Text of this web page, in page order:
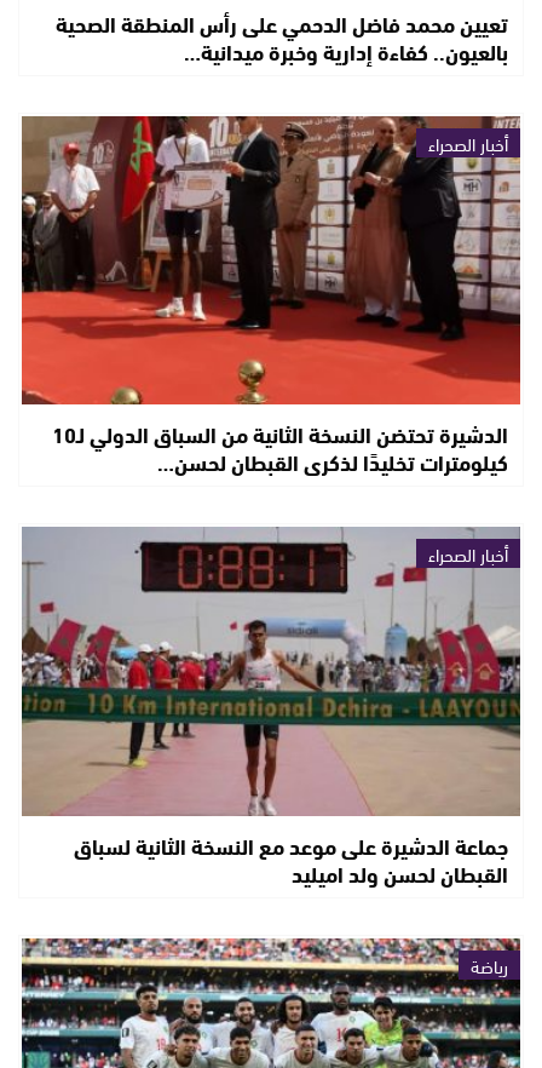
تعيين محمد فاضل الدحمي على رأس المنطقة الصحية
بالعيون.. كفاءة إدارية وخبرة ميدانية…
أخبار الصحراء
الدشيرة تحتضن النسخة الثانية من السباق الدولي لـ10
كيلومترات تخليدًا لذكرى القبطان لحسن…
أخبار الصحراء
جماعة الدشيرة على موعد مع النسخة الثانية لسباق
القبطان لحسن ولد اميليد
رياضة